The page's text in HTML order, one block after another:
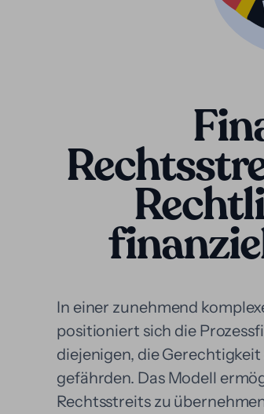
In einer zunehmend
positioniert sich die
diejenigen, die
gefährden. Das Modell
Rechtsstreits zu